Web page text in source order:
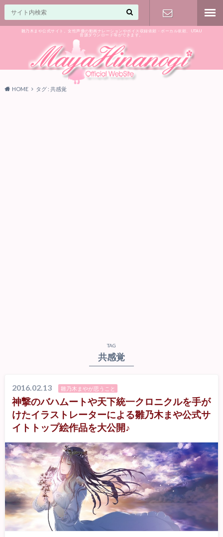
雛乃木まや公式サイト。女性声優の動画ナレーションやボイス収録依頼・ボーカル依頼、UTAU
音源ダウンロード等ができます。
気軽に♪
HOME タグ : 共感覚
TAG
共感覚
2016.02.13 雛乃木まやが思うこと
神撃のバハムートや天下統一クロニクルを手が
けたイラストレーターによる雛乃木まや公式サ
イトトップ絵作品を大公開♪